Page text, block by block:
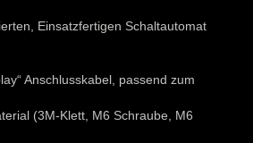
Einsatzfertigen Schaltautomat
Anschlusskabel, passend zum
(3M-Klett, M6 Schraube, M6